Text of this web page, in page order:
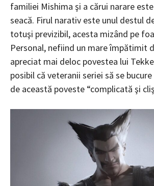
familiei Mishima şi a cărui narare
seacă. Firul narativ este unul destul
totuşi previzibil, acesta mizând pe
Personal, nefiind un mare împătimit
apreciat mai deloc povestea lui
posibil că veteranii seriei să se
de această poveste “complicată şi